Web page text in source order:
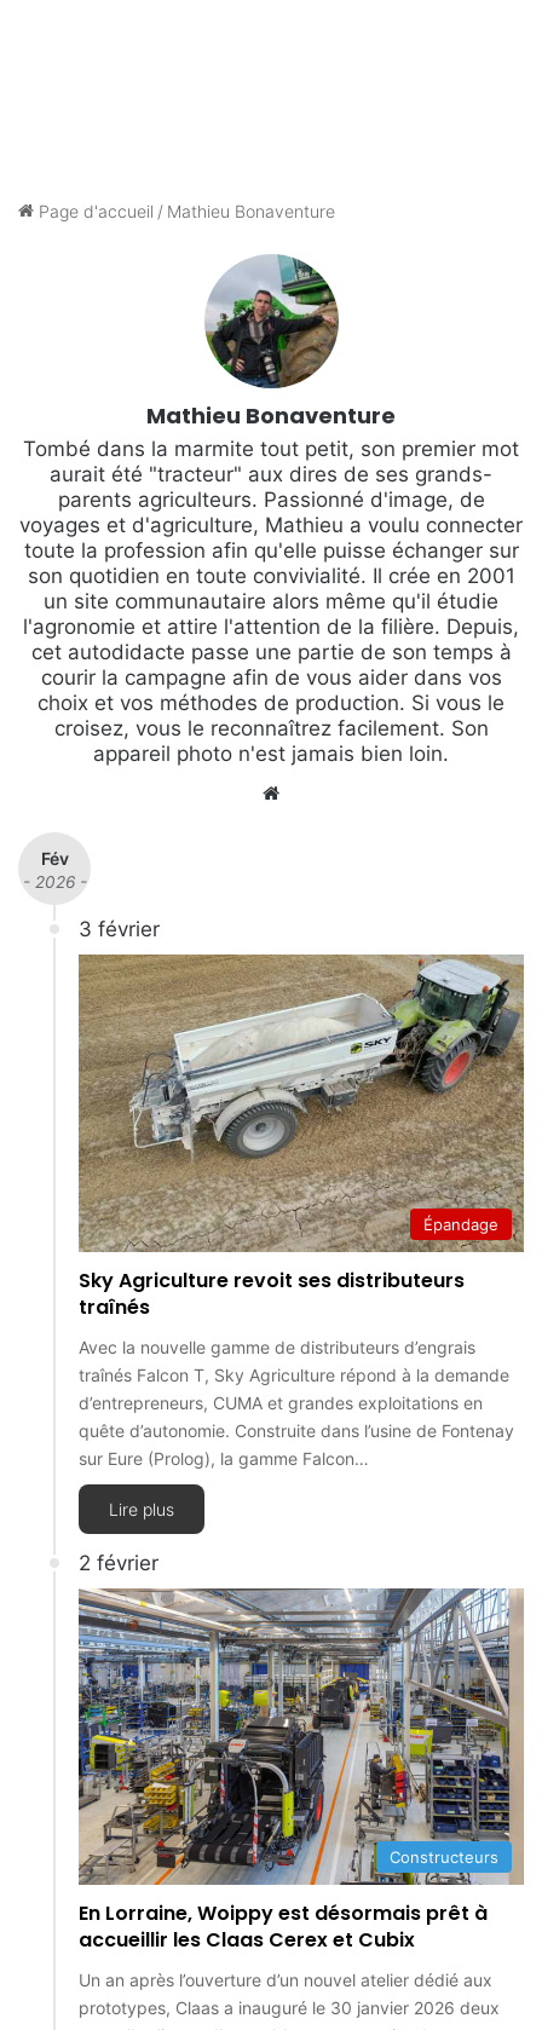
Page d'accueil / Mathieu Bonaventure
Mathieu Bonaventure
Tombé dans la marmite tout petit, son premier mot
aurait été "tracteur" aux dires de ses grands-
parents agriculteurs. Passionné d'image, de
voyages et d'agriculture, Mathieu a voulu connecter
toute la profession afin qu'elle puisse échanger sur
son quotidien en toute convivialité. Il crée en 2001
un site communautaire alors même qu'il étudie
l'agronomie et attire l'attention de la filière. Depuis,
cet autodidacte passe une partie de son temps à
courir la campagne afin de vous aider dans vos
choix et vos méthodes de production. Si vous le
croisez, vous le reconnaîtrez facilement. Son
appareil photo n'est jamais bien loin.
Fév
- 2026 -
3 février
Épandage
Sky Agriculture revoit ses distributeurs
traînés
Avec la nouvelle gamme de distributeurs d’engrais
traînés Falcon T, Sky Agriculture répond à la demande
d’entrepreneurs, CUMA et grandes exploitations en
quête d’autonomie. Construite dans l’usine de Fontenay
sur Eure (Prolog), la gamme Falcon…
Lire plus
2 février
Constructeurs
En Lorraine, Woippy est désormais prêt à
accueillir les Claas Cerex et Cubix
Un an après l’ouverture d’un nouvel atelier dédié aux
prototypes, Claas a inauguré le 30 janvier 2026 deux